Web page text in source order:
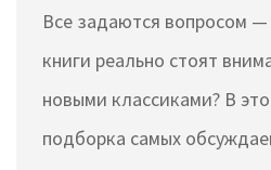
Все задаются вопросом
книги реально стоят
новыми классиками? В
подборка самых